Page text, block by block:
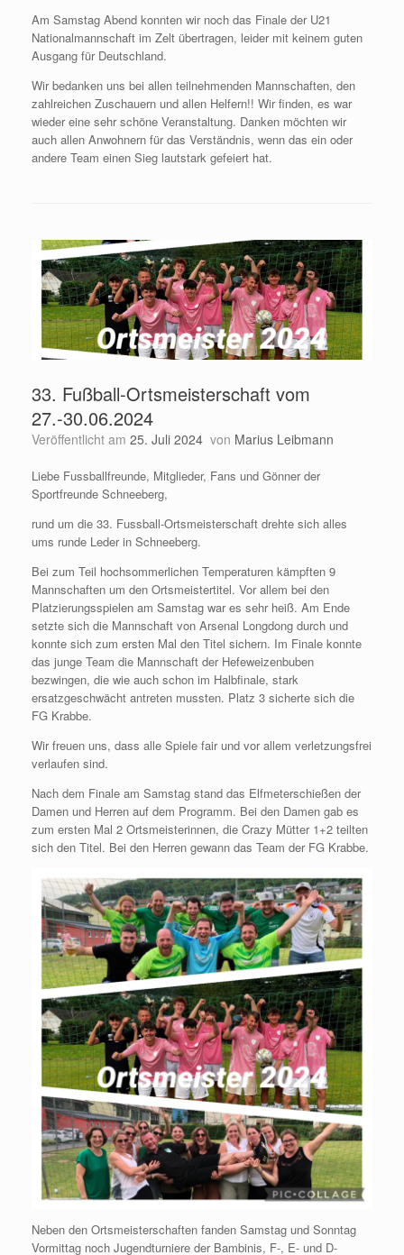
Am Samstag Abend konnten wir noch das Finale der U21
Nationalmannschaft im Zelt übertragen, leider mit keinem guten
Ausgang für Deutschland.
Wir bedanken uns bei allen teilnehmenden Mannschaften, den
zahlreichen Zuschauern und allen Helfern!! Wir finden, es war
wieder eine sehr schöne Veranstaltung. Danken möchten wir
auch allen Anwohnern für das Verständnis, wenn das ein oder
andere Team einen Sieg lautstark gefeiert hat.
33. Fußball-Ortsmeisterschaft vom
27.-30.06.2024
Veröffentlicht am 25. Juli 2024 von Marius Leibmann
Liebe Fussballfreunde, Mitglieder, Fans und Gönner der
Sportfreunde Schneeberg,
rund um die 33. Fussball-Ortsmeisterschaft drehte sich alles
ums runde Leder in Schneeberg.
Bei zum Teil hochsommerlichen Temperaturen kämpften 9
Mannschaften um den Ortsmeistertitel. Vor allem bei den
Platzierungsspielen am Samstag war es sehr heiß. Am Ende
setzte sich die Mannschaft von Arsenal Longdong durch und
konnte sich zum ersten Mal den Titel sichern. Im Finale konnte
das junge Team die Mannschaft der Hefeweizenbuben
bezwingen, die wie auch schon im Halbfinale, stark
ersatzgeschwächt antreten mussten. Platz 3 sicherte sich die
FG Krabbe.
Wir freuen uns, dass alle Spiele fair und vor allem verletzungsfrei
verlaufen sind.
Nach dem Finale am Samstag stand das Elfmeterschießen der
Damen und Herren auf dem Programm. Bei den Damen gab es
zum ersten Mal 2 Ortsmeisterinnen, die Crazy Mütter 1+2 teilten
sich den Titel. Bei den Herren gewann das Team der FG Krabbe.
Neben den Ortsmeisterschaften fanden Samstag und Sonntag
Vormittag noch Jugendturniere der Bambinis, F-, E- und D-